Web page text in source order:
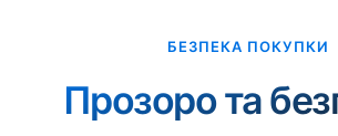
БЕЗПЕКА ПОКУПКИ
Прозоро та